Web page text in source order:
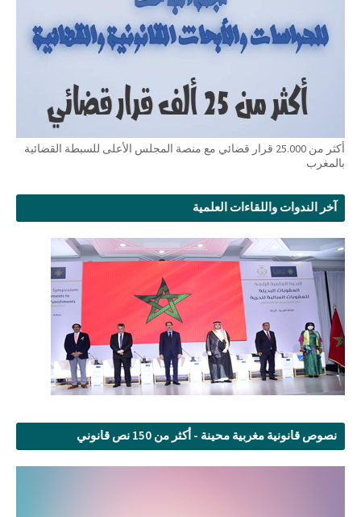
أكثر من 25.000 قرار قضائي مع منصة المجلس الأعلى للسبطة القضائية
بالمغرب
آخر الندوات واللقاءات العلمية
نصوص قانونية مغربية محينة - أكثر من 150 نص قانوني